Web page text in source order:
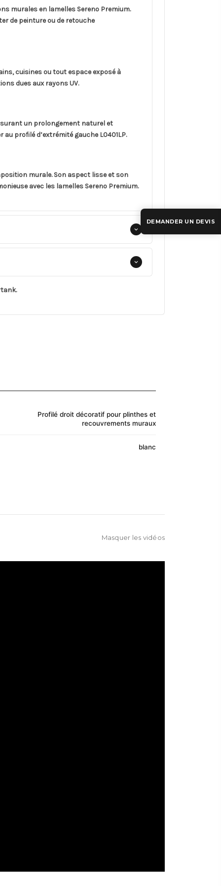
murales en lamelles Sereno Premium.
de peinture ou de retouche
cuisines ou tout espace exposé à
dues aux rayons UV.
un prolongement naturel et
profilé d’extrémité gauche L0401LP.
murale. Son aspect lisse et son
avec les lamelles Sereno Premium.
Profilé droit décoratif pour plinthes et
recouvrements muraux
blanc
Masquer les vidéos
DEMANDER UN DEVIS